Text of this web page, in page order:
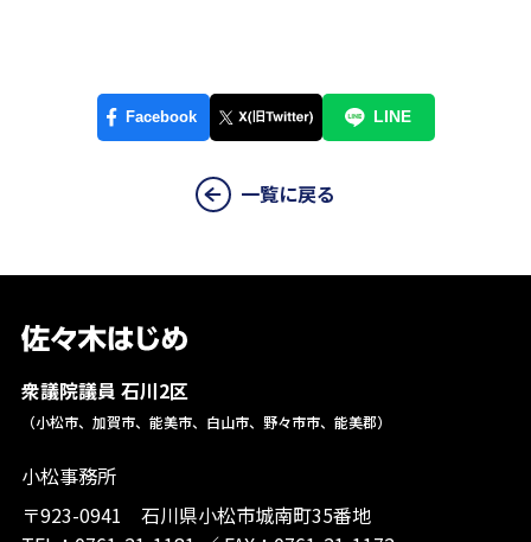
一覧に戻る
衆議院議員 石川2区
（小松市、加賀市、能美市、白山市、野々市市、能美郡）
小松事務所
〒923-0941 石川県小松市城南町35番地